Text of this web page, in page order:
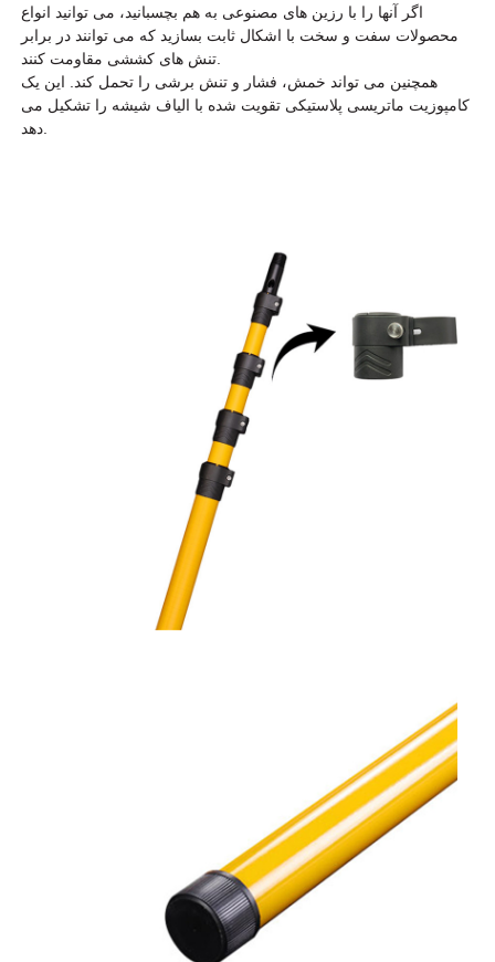
اگر آنها را با رزین های مصنوعی به هم بچسبانید، می توانید انواع
محصولات سفت و سخت با اشکال ثابت بسازید که می توانند در برابر
تنش های کششی مقاومت کنند.
همچنین می تواند خمش، فشار و تنش برشی را تحمل کند. این یک
کامپوزیت ماتریسی پلاستیکی تقویت شده با الیاف شیشه را تشکیل می
دهد.